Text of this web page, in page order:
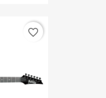
favorite_border